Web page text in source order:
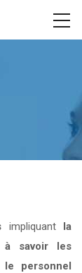
impliquant la
à savoir les
le personnel